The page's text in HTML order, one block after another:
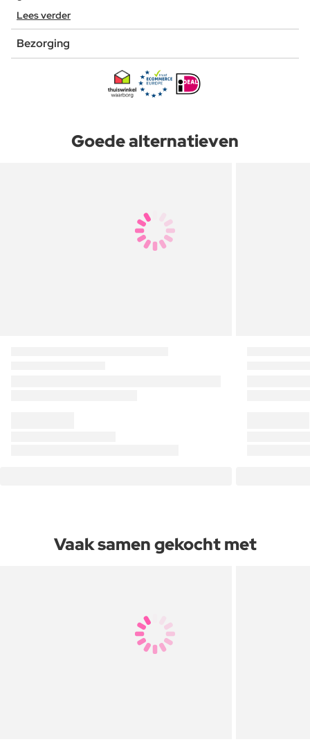
Lees verder
Bezorging
Goede alternatieven
Vaak samen gekocht met